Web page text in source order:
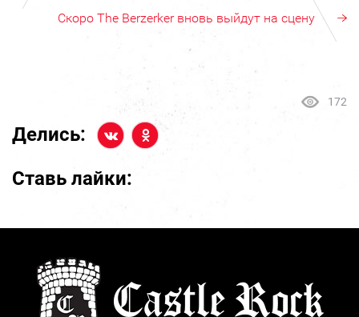
Скоро The Berzerker вновь выйдут на сцену
172
Делись:
Ставь лайки: